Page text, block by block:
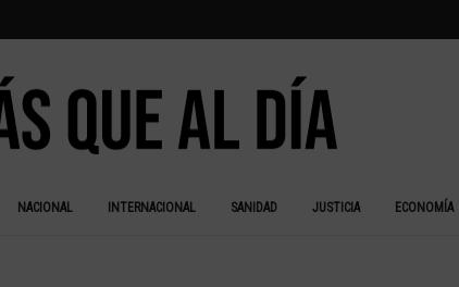
NACIONAL INTERNACIONAL SANIDAD JUSTICIA ECONOMÍA